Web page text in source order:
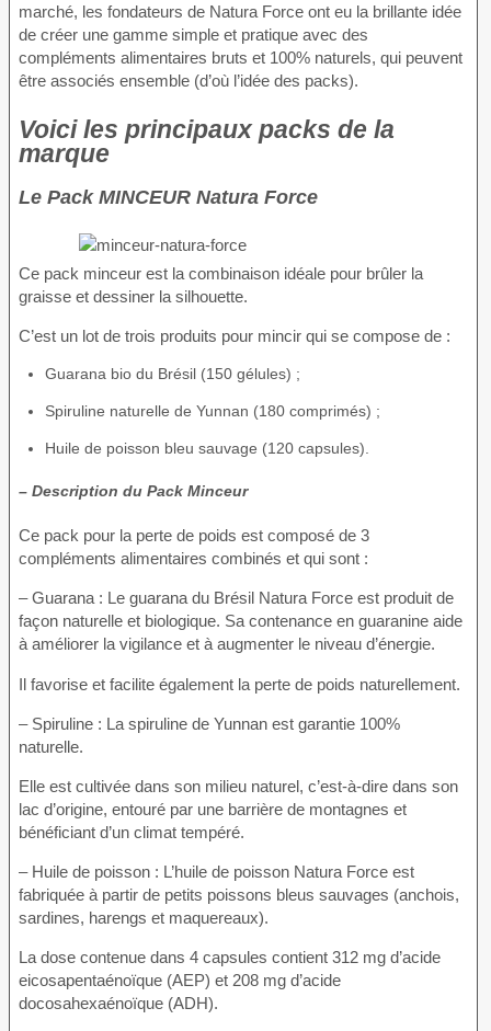
marché, les fondateurs de Natura Force ont eu la brillante idée
de créer une gamme simple et pratique avec des
compléments alimentaires bruts et 100% naturels, qui peuvent
être associés ensemble (d’où l’idée des packs).
Voici les principaux packs de la
marque
Le Pack MINCEUR Natura Force
Ce pack minceur est la combinaison idéale pour brûler la
graisse et dessiner la silhouette.
C’est un lot de trois produits pour mincir qui se compose de :
Guarana bio du Brésil (150 gélules) ;
Spiruline naturelle de Yunnan (180 comprimés) ;
Huile de poisson bleu sauvage (120 capsules).
– Description du Pack Minceur
Ce pack pour la perte de poids est composé de 3
compléments alimentaires combinés et qui sont :
– Guarana : Le guarana du Brésil Natura Force est produit de
façon naturelle et biologique. Sa contenance en guaranine aide
à améliorer la vigilance et à augmenter le niveau d’énergie.
Il favorise et facilite également la perte de poids naturellement.
– Spiruline : La spiruline de Yunnan est garantie 100%
naturelle.
Elle est cultivée dans son milieu naturel, c’est-à-dire dans son
lac d’origine, entouré par une barrière de montagnes et
bénéficiant d’un climat tempéré.
– Huile de poisson : L’huile de poisson Natura Force est
fabriquée à partir de petits poissons bleus sauvages (anchois,
sardines, harengs et maquereaux).
La dose contenue dans 4 capsules contient 312 mg d’acide
eicosapentaénoïque (AEP) et 208 mg d’acide
docosahexaénoïque (ADH).